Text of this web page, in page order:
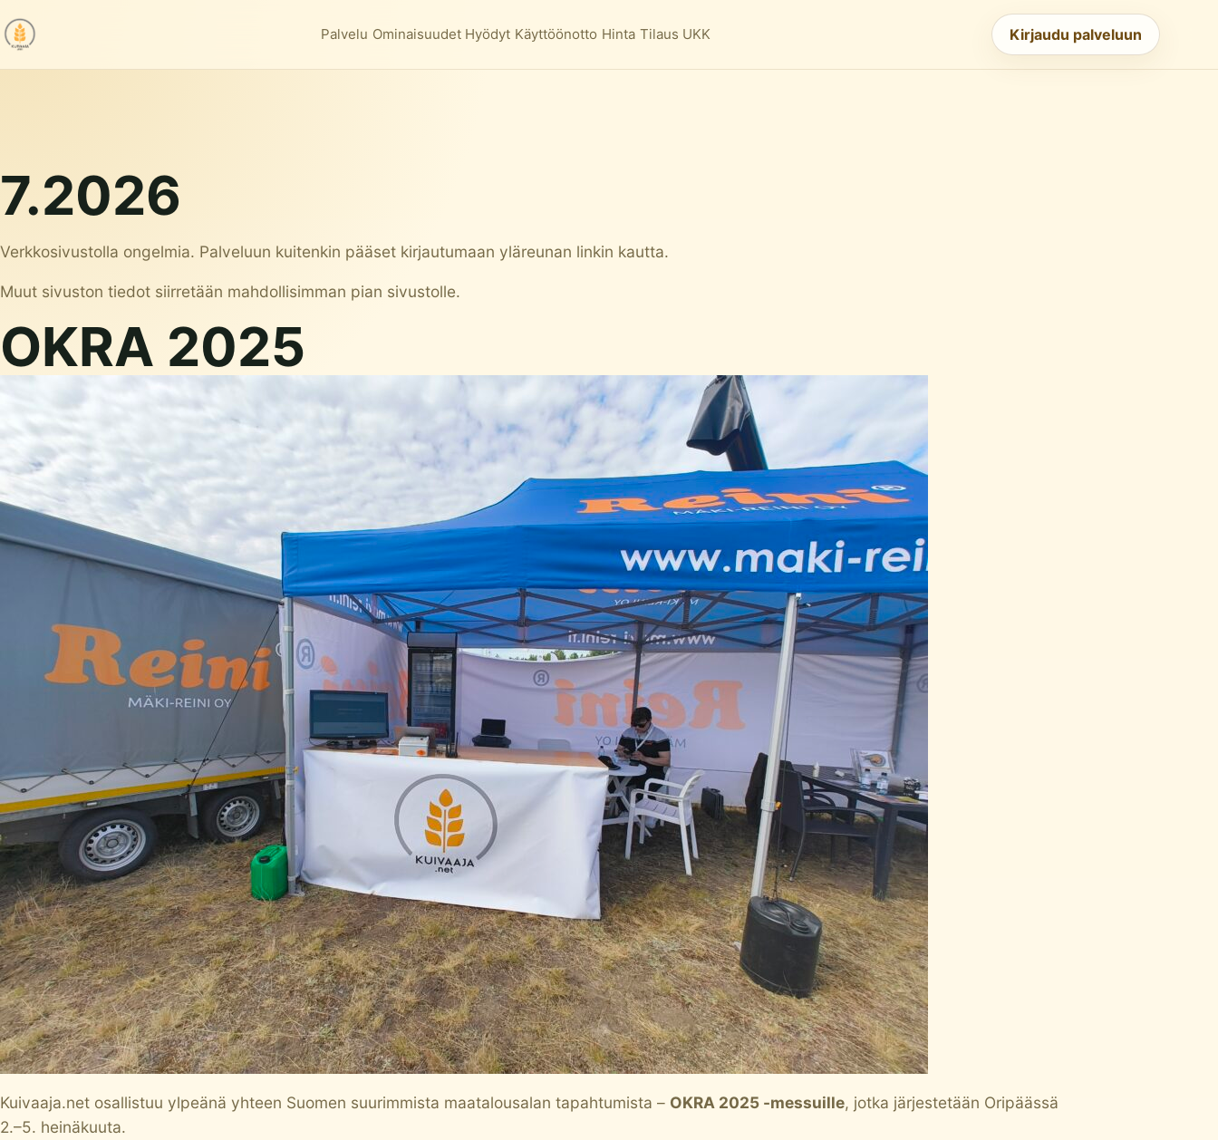
Palvelu Ominaisuudet Hyödyt Käyttöönotto Hinta Tilaus UKK Kirjaudu palveluun
7.2026
Verkkosivustolla ongelmia. Palveluun kuitenkin pääset kirjautumaan yläreunan linkin kautta.
Muut sivuston tiedot siirretään mahdollisimman pian sivustolle.
OKRA 2025
Kuivaaja.net osallistuu ylpeänä yhteen Suomen suurimmista maatalousalan tapahtumista – OKRA 2025 -messuille, jotka järjestetään Oripäässä
2.–5. heinäkuuta.